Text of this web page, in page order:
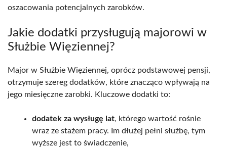
oszacowania potencjalnych zarobków.
Jakie dodatki przysługują majorowi w
Służbie Więziennej?
Major w Służbie Więziennej, oprócz podstawowej pensji,
otrzymuje szereg dodatków, które znacząco wpływają na
jego miesięczne zarobki. Kluczowe dodatki to:
dodatek za wysługę lat, którego wartość rośnie
wraz ze stażem pracy. Im dłużej pełni służbę, tym
wyższe jest to świadczenie,